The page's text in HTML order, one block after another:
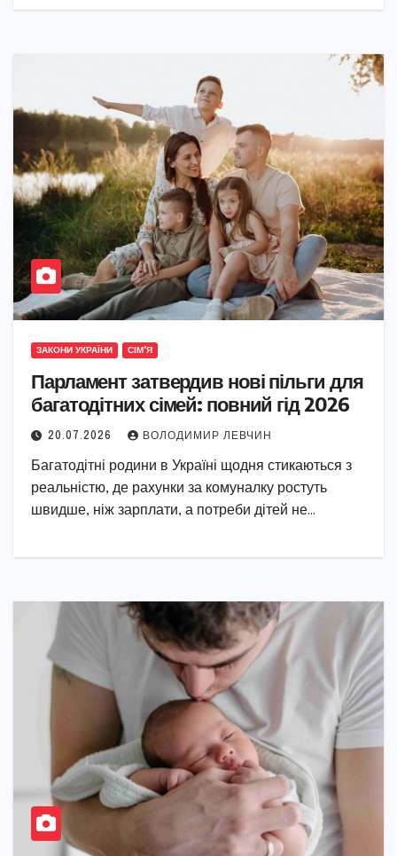
ЗАКОНИ УКРАЇНИ СІМ'Я
Парламент затвердив нові пільги для
багатодітних сімей: повний гід 2026
20.07.2026 ВОЛОДИМИР ЛЕВЧИН
Багатодітні родини в Україні щодня стикаються з
реальністю, де рахунки за комуналку ростуть
швидше, ніж зарплати, а потреби дітей не…